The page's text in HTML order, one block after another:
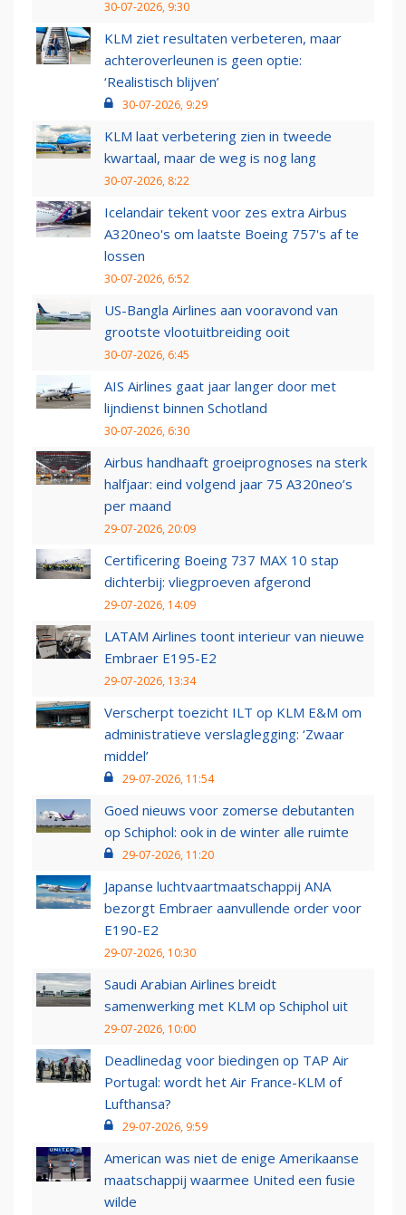
30-07-2026, 9:30
KLM ziet resultaten verbeteren, maar
achteroverleunen is geen optie:
‘Realistisch blijven’
30-07-2026, 9:29
KLM laat verbetering zien in tweede
kwartaal, maar de weg is nog lang
30-07-2026, 8:22
Icelandair tekent voor zes extra Airbus
A320neo's om laatste Boeing 757's af te
lossen
30-07-2026, 6:52
US-Bangla Airlines aan vooravond van
grootste vlootuitbreiding ooit
30-07-2026, 6:45
AIS Airlines gaat jaar langer door met
lijndienst binnen Schotland
30-07-2026, 6:30
Airbus handhaaft groeiprognoses na sterk
halfjaar: eind volgend jaar 75 A320neo’s
per maand
29-07-2026, 20:09
Certificering Boeing 737 MAX 10 stap
dichterbij: vliegproeven afgerond
29-07-2026, 14:09
LATAM Airlines toont interieur van nieuwe
Embraer E195-E2
29-07-2026, 13:34
Verscherpt toezicht ILT op KLM E&M om
administratieve verslaglegging: ‘Zwaar
middel’
29-07-2026, 11:54
Goed nieuws voor zomerse debutanten
op Schiphol: ook in de winter alle ruimte
29-07-2026, 11:20
Japanse luchtvaartmaatschappij ANA
bezorgt Embraer aanvullende order voor
E190-E2
29-07-2026, 10:30
Saudi Arabian Airlines breidt
samenwerking met KLM op Schiphol uit
29-07-2026, 10:00
Deadlinedag voor biedingen op TAP Air
Portugal: wordt het Air France-KLM of
Lufthansa?
29-07-2026, 9:59
American was niet de enige Amerikaanse
maatschappij waarmee United een fusie
wilde